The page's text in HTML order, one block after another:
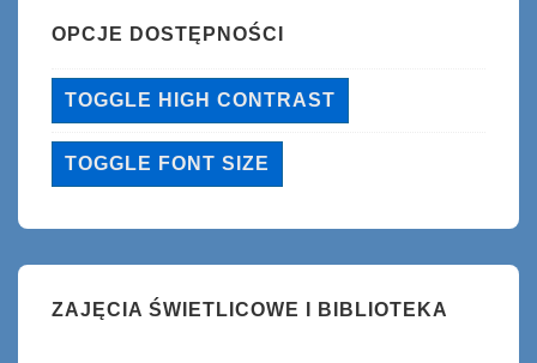
OPCJE DOSTĘPNOŚCI
TOGGLE HIGH CONTRAST
TOGGLE FONT SIZE
ZAJĘCIA ŚWIETLICOWE I BIBLIOTEKA